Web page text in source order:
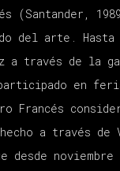
(Santander,
del arte.
a través de la
en
Francés
a través de
desde